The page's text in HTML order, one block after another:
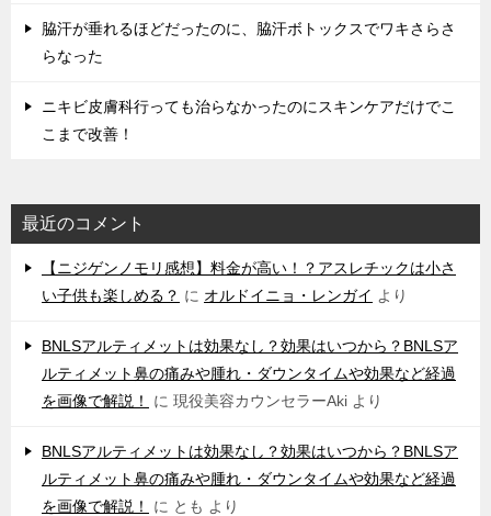
脇汗が垂れるほどだったのに、脇汗ボトックスでワキさらさ
らなった
ニキビ皮膚科行っても治らなかったのにスキンケアだけでこ
こまで改善！
最近のコメント
【ニジゲンノモリ感想】料金が高い！？アスレチックは小さ
い子供も楽しめる？ に オルドイニョ・レンガイ より
BNLSアルティメットは効果なし？効果はいつから？BNLSア
ルティメット鼻の痛みや腫れ・ダウンタイムや効果など経過
を画像で解説！
に 現役美容カウンセラーAki より
BNLSアルティメットは効果なし？効果はいつから？BNLSア
ルティメット鼻の痛みや腫れ・ダウンタイムや効果など経過
を画像で解説！
に とも より